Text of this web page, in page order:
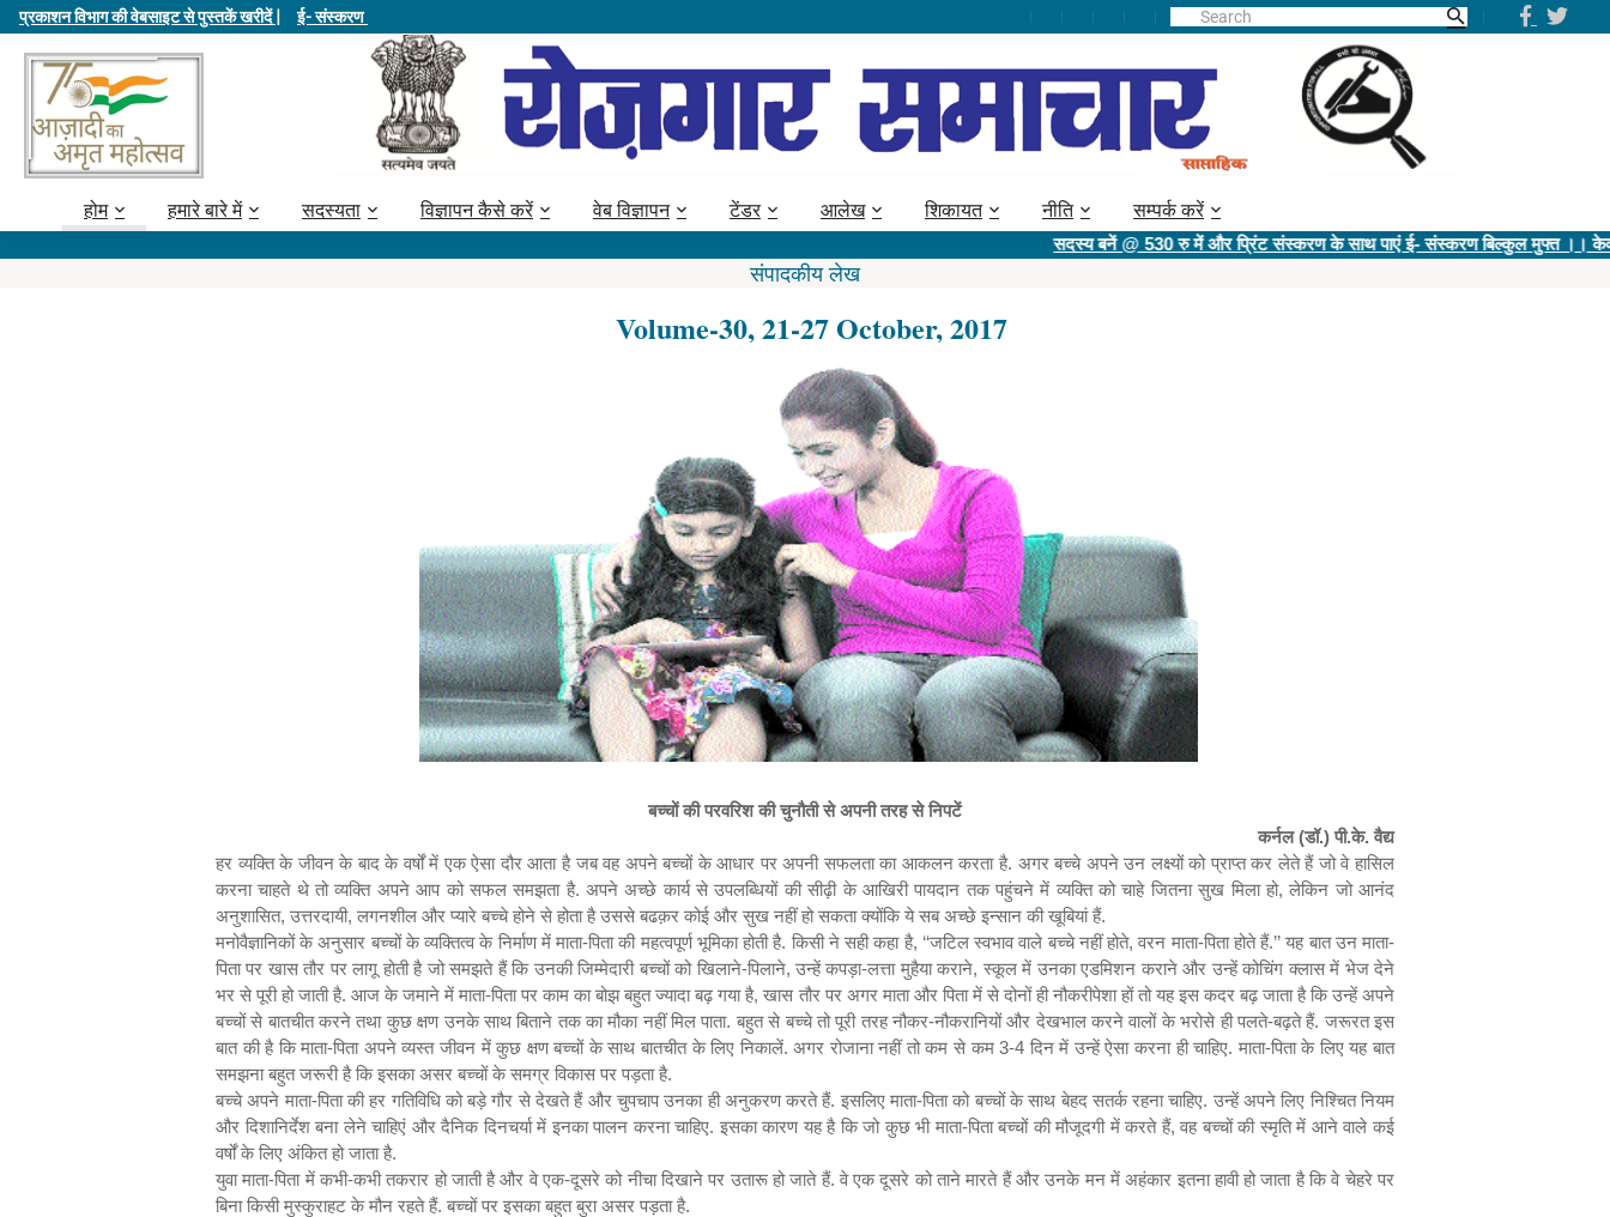
प्रकाशन विभाग की वेबसाइट से पुस्तकें खरीदें | ई- संस्करण
होम हमारे बारे में सदस्यता विज्ञापन कैसे करें वेब विज्ञापन टेंडर आलेख शिकायत नीति सम्पर्क करें
सदस्य बनें @ 530 रु में और प्रिंट संस्करण के साथ पाएं ई- संस्करण बिल्कुल मुफ्त ।। केवल ई-
संपादकीय लेख
Volume-30, 21-27 October, 2017
बच्चों की परवरिश की चुनौती से अपनी तरह से निपटें
कर्नल (डॉ.) पी.के. वैद्य
हर व्यक्ति के जीवन के बाद के वर्षों में एक ऐसा दौर आता है जब वह अपने बच्चों के आधार पर अपनी सफलता का आकलन करता है. अगर बच्चे अपने उन लक्ष्यों को प्राप्त कर लेते हैं जो वे हासिल
करना चाहते थे तो व्यक्ति अपने आप को सफल समझता है. अपने अच्छे कार्य से उपलब्धियों की सीढ़ी के आखिरी पायदान तक पहुंचने में व्यक्ति को चाहे जितना सुख मिला हो,लेकिन जो आनंद
अनुशासित, उत्तरदायी, लगनशील और प्यारे बच्चे होने से होता है उससे बढक़र कोई और सुख नहीं हो सकता क्योंकि ये सब अच्छे इन्सान की खूबियां हैं.
मनोवैज्ञानिकों के अनुसार बच्चों के व्यक्तित्व के निर्माण में माता-पिता की महत्वपूर्ण भूमिका होती है. किसी ने सही कहा है, ‘‘जटिल स्वभाव वाले बच्चे नहीं होते,वरन माता-पिता होते हैं.’’यह बात उन माता-
पिता पर खास तौर पर लागू होती है जो समझते हैं कि उनकी जिम्मेदारी बच्चों को खिलाने-पिलाने, उन्हें कपड़ा-लत्ता मुहैया कराने, स्कूल में उनका एडमिशन कराने और उन्हें कोचिंग क्लास में भेज देने
भर से पूरी हो जाती है. आज के जमाने में माता-पिता पर काम का बोझ बहुत ज्यादा बढ़ गया है,खास तौर पर अगर माता और पिता में से दोनों ही नौकरीपेशा हों तो यह इस कदर बढ़ जाता है कि उन्हें अपने
बच्चों से बातचीत करने तथा कुछ क्षण उनके साथ बिताने तक का मौका नहीं मिल पाता. बहुत से बच्चे तो पूरी तरह नौकर-नौकरानियों और देखभाल करने वालों के भरोसे ही पलते-बढ़ते हैं. जरूरत इस
बात की है कि माता-पिता अपने व्यस्त जीवन में कुछ क्षण बच्चों के साथ बातचीत के लिए निकालें. अगर रोजाना नहीं तो कम से कम3-4 दिन में उन्हें ऐसा करना ही चाहिए. माता-पिता के लिए यह बात
समझना बहुत जरूरी है कि इसका असर बच्चों के समग्र विकास पर पड़ता है.
बच्चे अपने माता-पिता की हर गतिविधि को बड़े गौर से देखते हैं और चुपचाप उनका ही अनुकरण करते हैं. इसलिए माता-पिता को बच्चों के साथ बेहद सतर्क रहना चाहिए. उन्हें अपने लिए निश्चित नियम
और दिशानिर्देश बना लेने चाहिएं और दैनिक दिनचर्या में इनका पालन करना चाहिए. इसका कारण यह है कि जो कुछ भी माता-पिता बच्चों की मौजूदगी में करते हैं,वह बच्चों की स्मृति में आने वाले कई
वर्षों के लिए अंकित हो जाता है.
युवा माता-पिता में कभी-कभी तकरार हो जाती है और वे एक-दूसरे को नीचा दिखाने पर उतारू हो जाते हैं. वे एक दूसरे को ताने मारते हैं और उनके मन में अहंकार इतना हावी हो जाता है कि वे चेहरे पर
बिना किसी मुस्कुराहट के मौन रहते हैं. बच्चों पर इसका बहुत बुरा असर पड़ता है.